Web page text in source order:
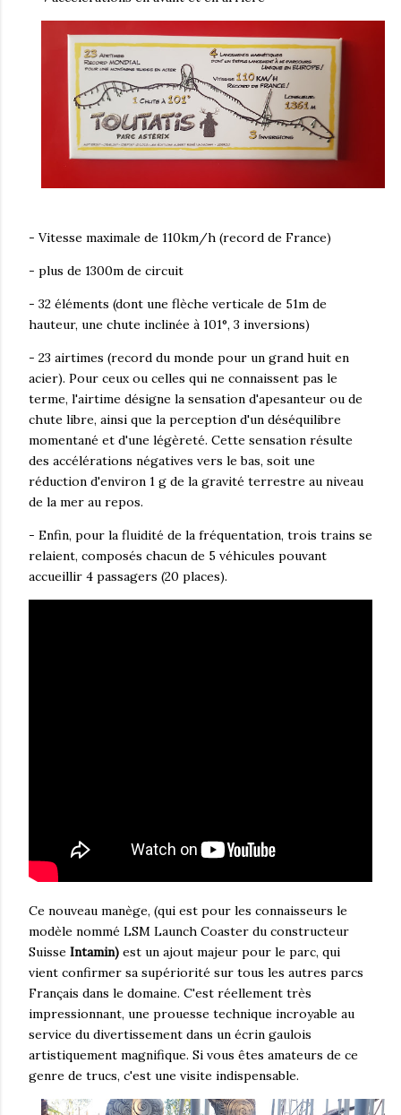
- Vitesse maximale de 110km/h (record de France)
- plus de 1300m de circuit
- 32 éléments (dont une flèche verticale de 51m de
hauteur, une chute inclinée à 101°, 3 inversions)
- 23 airtimes (record du monde pour un grand huit en
acier). Pour ceux ou celles qui ne connaissent pas le
terme, l'airtime désigne la sensation d'apesanteur ou de
chute libre, ainsi que la perception d'un déséquilibre
momentané et d'une légèreté. Cette sensation résulte
des accélérations négatives vers le bas, soit une
réduction d'environ 1 g de la gravité terrestre au niveau
de la mer au repos.
- Enfin, pour la fluidité de la fréquentation, trois trains se
relaient, composés chacun de 5 véhicules pouvant
accueillir 4 passagers (20 places).
Ce nouveau manège, (qui est pour les connaisseurs le
modèle nommé LSM Launch Coaster du constructeur
Suisse Intamin) est un ajout majeur pour le parc, qui
vient confirmer sa supériorité sur tous les autres parcs
Français dans le domaine. C'est réellement très
impressionnant, une prouesse technique incroyable au
service du divertissement dans un écrin gaulois
artistiquement magnifique. Si vous êtes amateurs de ce
genre de trucs, c'est une visite indispensable.